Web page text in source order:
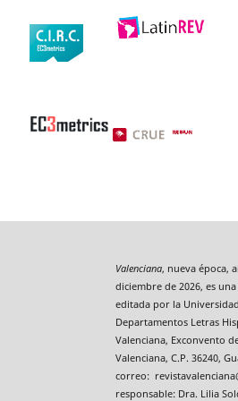
Valenciana, nueva época,
diciembre de 2026, es
editada por la
Departamentos Letras
Valenciana, Exconvento
Valenciana, C.P. 36240,
correo:
responsable: Dra. Lilia